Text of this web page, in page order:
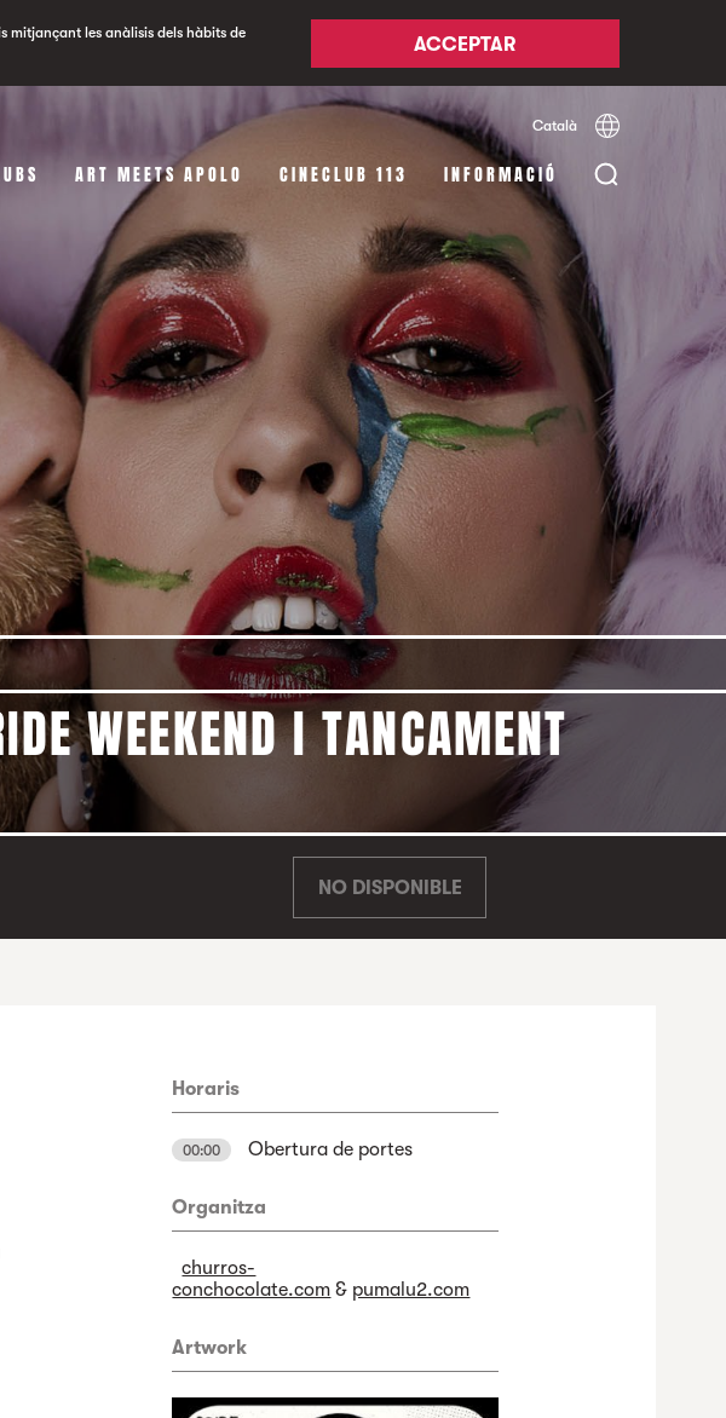
mitjançant les anàlisis dels hàbits de
ACCEPTAR
Català Español
ART MEETS APOLO CINECLUB 113 INFORMACIÓ
WEEKEND I TANCAMENT
NO DISPONIBLE
Horaris
00:00 Obertura de portes
Organitza
churros-
conchocolate.com & pumalu2.com
Artwork